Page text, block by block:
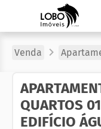
Venda
QUARTOS
EDIFÍCIO